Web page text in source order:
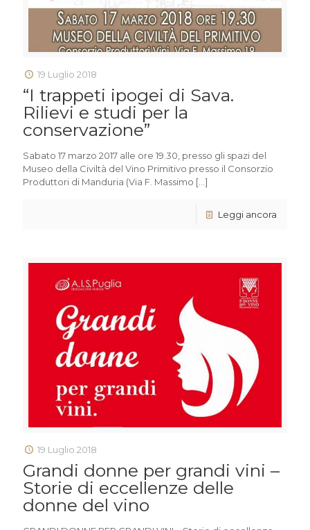
19 Luglio 2018
“I trappeti ipogei di Sava.
Rilievi e studi per la
conservazione”
Sabato 17 marzo 2017 alle ore 19.30, presso gli spazi del
Museo della Civiltà del Vino Primitivo presso il Consorzio
Produttori di Manduria (Via F. Massimo […]
Leggi ancora
19 Luglio 2018
Grandi donne per grandi vini –
Storie di eccellenze delle
donne del vino